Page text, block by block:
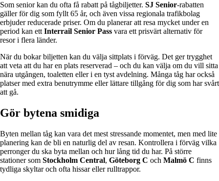
Som senior kan du ofta få rabatt på tågbiljetter. SJ Senior-rabatten
gäller för dig som fyllt 65 år, och även vissa regionala trafikbolag
erbjuder reducerade priser. Om du planerar att resa mycket under en
period kan ettInterrail Senior Pass vara ett prisvärt alternativ för
resor i flera länder.
När du bokar biljetten kan du välja sittplats i förväg. Det ger trygghet
att veta att du har en plats reserverad – och du kan välja om du vill sitta
nära utgången, toaletten eller i en tyst avdelning. Många tåg har också
platser med extra benutrymme eller lättare tillgång för dig som har svårt
att gå.
Gör bytena smidiga
Byten mellan tåg kan vara det mest stressande momentet, men med lite
planering kan de bli en naturlig del av resan. Kontrollera i förväg vilka
perronger du ska byta mellan och hur lång tid du har. På större
stationer som Stockholm Central, Göteborg C och Malmö C finns
tydliga skyltar och ofta hissar eller rulltrappor.